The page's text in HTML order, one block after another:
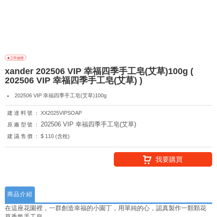
xander 202506 VIP 幸福四季手工皂(艾草)100g (
202506 VIP 幸福四季手工皂(艾草) )
202506 VIP 幸福四季手工皂(艾草)100g
建達料號：
XX2025VIPSOAP
原廠型號：
202506 VIP 幸福四季手工皂(艾草)
建議售價： $ 110 (含稅)
我要購買
商品介紹
在這座花園裡，一群創造幸福的小園丁，用單純的心，認真製作一顆顆花